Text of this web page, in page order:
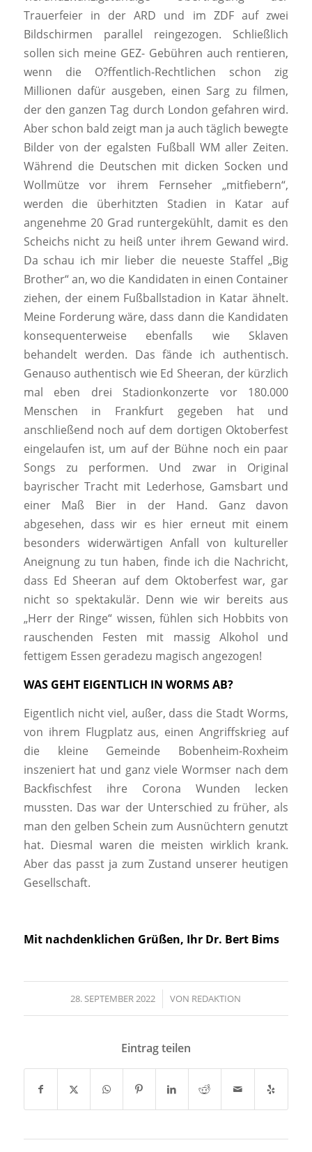
Trauerfeier in der ARD und im ZDF auf zwei
Bildschirmen parallel reingezogen. Schließlich
sollen sich meine GEZ- Gebühren auch rentieren,
wenn die O?ffentlich-Rechtlichen schon zig
Millionen dafür ausgeben, einen Sarg zu filmen,
der den ganzen Tag durch London gefahren wird.
Aber schon bald zeigt man ja auch täglich bewegte
Bilder von der egalsten Fußball WM aller Zeiten.
Während die Deutschen mit dicken Socken und
Wollmütze vor ihrem Fernseher „mitfiebern“,
werden die überhitzten Stadien in Katar auf
angenehme 20 Grad runtergekühlt, damit es den
Scheichs nicht zu heiß unter ihrem Gewand wird.
Da schau ich mir lieber die neueste Staffel „Big
Brother“ an, wo die Kandidaten in einen Container
ziehen, der einem Fußballstadion in Katar ähnelt.
Meine Forderung wäre, dass dann die Kandidaten
konsequenterweise ebenfalls wie Sklaven
behandelt werden. Das fände ich authentisch.
Genauso authentisch wie Ed Sheeran, der kürzlich
mal eben drei Stadionkonzerte vor 180.000
Menschen in Frankfurt gegeben hat und
anschließend noch auf dem dortigen Oktoberfest
eingelaufen ist, um auf der Bühne noch ein paar
Songs zu performen. Und zwar in Original
bayrischer Tracht mit Lederhose, Gamsbart und
einer Maß Bier in der Hand. Ganz davon
abgesehen, dass wir es hier erneut mit einem
besonders widerwärtigen Anfall von kultureller
Aneignung zu tun haben, finde ich die Nachricht,
dass Ed Sheeran auf dem Oktoberfest war, gar
nicht so spektakulär. Denn wie wir bereits aus
„Herr der Ringe“ wissen, fühlen sich Hobbits von
rauschenden Festen mit massig Alkohol und
fettigem Essen geradezu magisch angezogen!
WAS GEHT EIGENTLICH IN WORMS AB?
Eigentlich nicht viel, außer, dass die Stadt Worms,
von ihrem Flugplatz aus, einen Angriffskrieg auf
die kleine Gemeinde Bobenheim-Roxheim
inszeniert hat und ganz viele Wormser nach dem
Backfischfest ihre Corona Wunden lecken
mussten. Das war der Unterschied zu früher, als
man den gelben Schein zum Ausnüchtern genutzt
hat. Diesmal waren die meisten wirklich krank.
Aber das passt ja zum Zustand unserer heutigen
Gesellschaft.
Mit nachdenklichen Grüßen, Ihr Dr. Bert Bims
28. SEPTEMBER 2022
/ VON REDAKTION
Eintrag teilen